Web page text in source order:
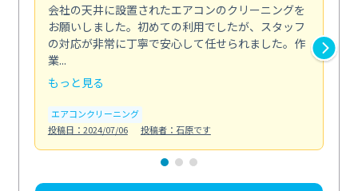
会社の天井に設置されたエアコンのクリーニングを
お願いしました。初めての利用でしたが、スタッフ
の対応が非常に丁寧で安心して任せられました。作
業...
もっと見る
エアコンクリーニング
投稿日：2024/07/06
投稿者：石原です